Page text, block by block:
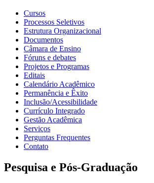
Cursos
Processos Seletivos
Estrutura Organizacional
Documentos
Câmara de Ensino
Fóruns e debates
Projetos e Programas
Editais
Calendário Acadêmico
Permanência e Êxito
Inclusão/Acessibilidade
Currículo Integrado
Gestão Acadêmica
Serviços
Perguntas Frequentes
Contato
Pesquisa e Pós-Graduação